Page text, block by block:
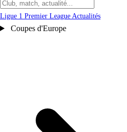
Ligue 1 Premier League Actualités
Coupes d'Europe